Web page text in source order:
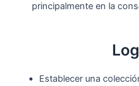
principalmente en la
Establecer una